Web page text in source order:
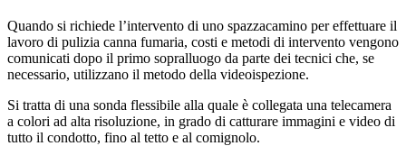
Quando si richiede l’intervento di uno spazzacamino per effettuare il
lavoro di pulizia canna fumaria, costi e metodi di intervento vengono
comunicati dopo il primo sopralluogo da parte dei tecnici che, se
necessario, utilizzano il metodo della videoispezione.
Si tratta di una sonda flessibile alla quale è collegata una telecamera
a colori ad alta risoluzione, in grado di catturare immagini e video di
tutto il condotto, fino al tetto e al comignolo.